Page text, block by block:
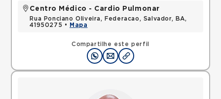
Compartilhe este perfil
Centro Médico - Cardio Pulmonar
Rua Ponciano Oliveira, Federacao, Salvador, BA,
41950275 •
Mapa